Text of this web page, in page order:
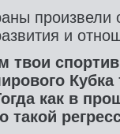
и
твои
как в
такой